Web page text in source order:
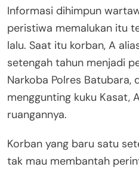
Informasi dihimpun
peristiwa memalukan itu
lalu. Saat itu korban, A
setengah tahun menjadi
Narkoba Polres Batubara,
menggunting kuku Kasat,
ruangannya.
Korban yang baru satu
tak mau membantah